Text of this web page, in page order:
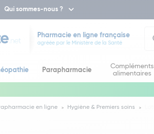
Qui sommes-nous ?
Pharmacie en ligne française
agréée par le Ministère de la Santé
Parapharmacie
Compléments
alimentaires
en ligne Hygiène & Premiers soins